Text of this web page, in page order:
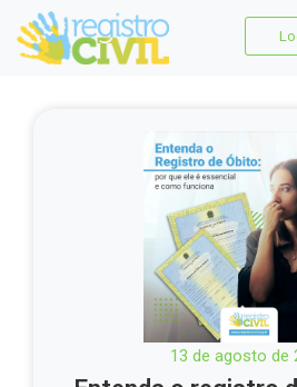
13 de agosto de